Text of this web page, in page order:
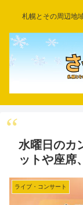
札幌とその周辺地
水曜日のカ
ットや座席
ライブ・コンサート